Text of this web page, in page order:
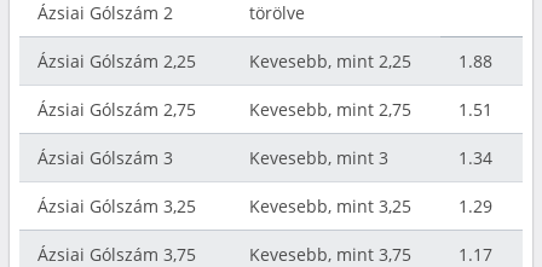
Ázsiai Gólszám 2 törölve
Ázsiai Gólszám 2,25 Kevesebb, mint 2,25 1.88
Ázsiai Gólszám 2,75 Kevesebb, mint 2,75 1.51
Ázsiai Gólszám 3 Kevesebb, mint 3 1.34
Ázsiai Gólszám 3,25 Kevesebb, mint 3,25 1.29
Ázsiai Gólszám 3,75 Kevesebb, mint 3,75 1.17